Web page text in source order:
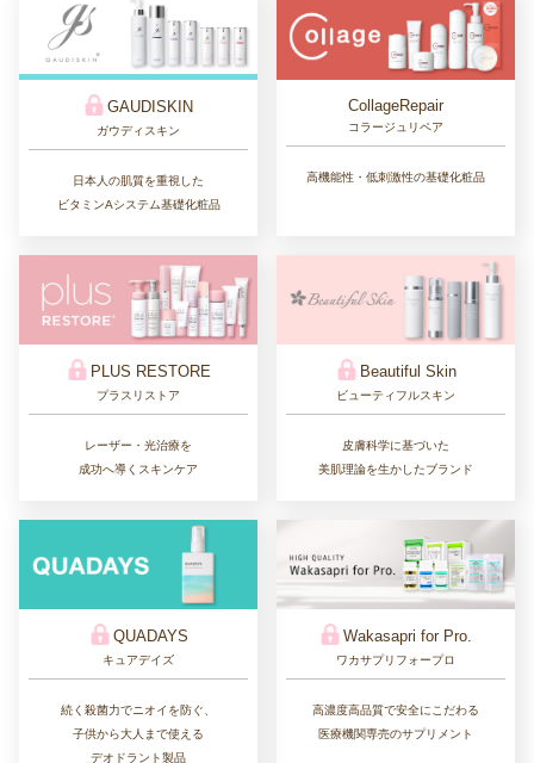
GAUDISKIN
ガウディスキン
日本人の肌質を重視した
ビタミンAシステム基礎化粧品
CollageRepair
コラージュリペア
高機能性・低刺激性の基礎化粧品
PLUS RESTORE
プラスリストア
レーザー・光治療を
成功へ導くスキンケア
Beautiful Skin
ビューティフルスキン
皮膚科学に基づいた
美肌理論を生かしたブランド
QUADAYS
キュアデイズ
続く殺菌力でニオイを防ぐ、
子供から大人まで使える
デオドラント製品
Wakasapri for Pro.
ワカサプリフォープロ
高濃度高品質で安全にこだわる
医療機関専売のサプリメント